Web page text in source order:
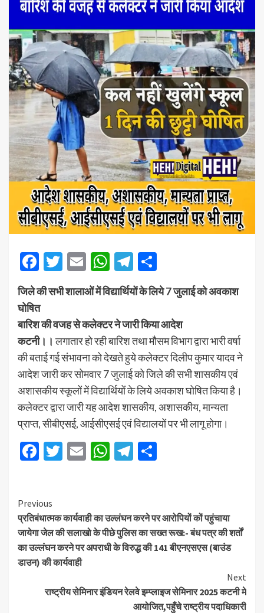
Facebook
Twitter
EmailWhatsApp
Telegram
जिले की सभी शालाओं में विद्यार्थियों के लिये 7 जुलाई को अवकाश
घोषित
बारिश की वजह से कलेक्टर ने जारी किया आदेश
कटनी।। लगातार हो रही बारिश तथा मौसम विभाग द्वारा भारी वर्षा
की बताई गई संभावना को देखते हुये कलेक्टर दिलीप कुमार यादव ने
आदेश जारी कर सोमवार 7 जुलाई को जिले की सभी शासकीय एवं
अशासकीय स्कूलों में विद्यार्थियों के लिये अवकाश घोषित किया है।
कलेक्टर द्वारा जारी यह आदेश शासकीय, अशासकीय, मान्यता
प्राप्त, सीबीएसई, आईसीएसई एवं विद्यालयों पर भी लागू होगा।
Facebook
Twitter
EmailWhatsApp
Telegram
Previous
प्रतिबंधात्मक कार्यवाही का उल्लंघन करने पर आरोपियों कों पहुंचाया
जायेगा जेल की सलाखो के पीछे पुलिस का सख्त रूख:- बंध पत्र की शर्तों
का उल्लंघन करने पर अपराधी के विरुद्ध की 141 बीएनएसएस (बाउंड
डाउन) की कार्यवाही
Next
राष्ट्रीय सेमिनार इंडियन रेलवे इम्प्लाइज सेमिनार 2025 कटनी मे
आयोजित,पहुँचे राष्ट्रीय पदाधिकारी